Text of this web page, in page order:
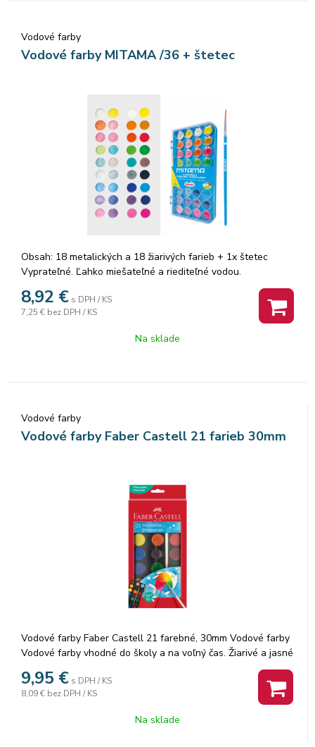
Vodové farby
Vodové farby MITAMA /36 + štetec
Obsah: 18 metalických a 18 žiarivých farieb + 1x štetec
Vyprateľné. Ľahko miešateľné a riediteľné vodou.
8,92 € s DPH / KS
7,25 € bez DPH / KS
Na sklade
Vodové farby
Vodové farby Faber Castell 21 farieb 30mm
Vodové farby Faber Castell 21 farebné, 30mm Vodové farby
Vodové farby vhodné do školy a na voľný čas. Žiarivé a jasné
farby s dobrou krycou schopnosťou. Neobmedzené možnosti
miešania farieb pri maľovaní na papier aj iné povrchy. Pre
zábavné maľovanie. Súčasťou balenia je štetec. · Trvácny
priemerom 30 mm · Rozpustné vo vode · Pevný plastový obal
9,95 € s DPH / KS
8,09 € bez DPH / KS
Na sklade